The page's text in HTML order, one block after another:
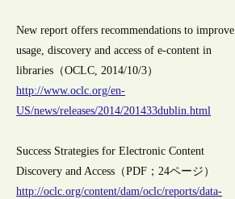
New report offers recommendations to improve
usage, discovery and access of e-content in
libraries（OCLC, 2014/10/3）
http://www.oclc.org/en-
US/news/releases/2014/201433dublin.html
Success Strategies for Electronic Content
Discovery and Access（PDF；24ページ）
http://oclc.org/content/dam/oclc/reports/data-